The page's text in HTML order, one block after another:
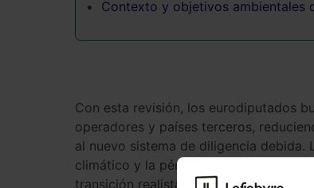
Contexto y objetivos ambientales
Con esta revisión, los eurodiputados
operadores y países terceros,
al nuevo sistema de diligencia
climático y la pérdida de
transición realista, homogénea y